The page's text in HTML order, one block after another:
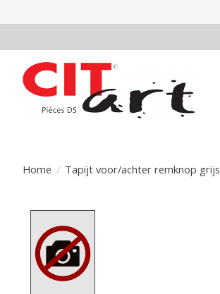
Home / Tapijt voor/achter remknop